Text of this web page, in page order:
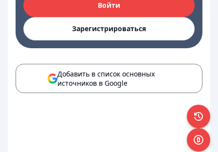
Войти
Зарегистрироваться
Добавить в список основных
источников в Google